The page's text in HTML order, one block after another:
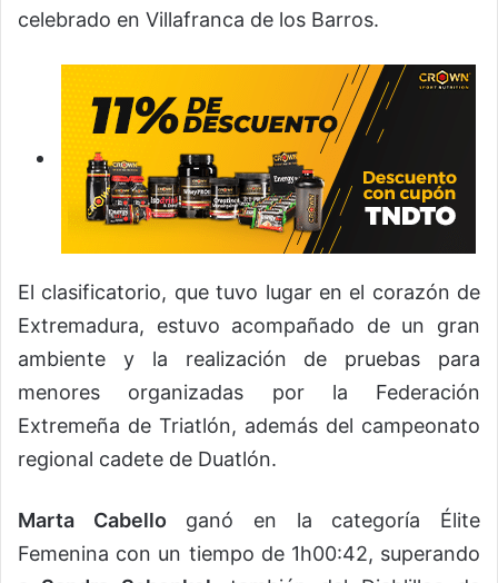
celebrado en Villafranca de los Barros.
El clasificatorio, que tuvo lugar en el corazón de
Extremadura, estuvo acompañado de un gran
ambiente y la realización de pruebas para
menores organizadas por la Federación
Extremeña de Triatlón, además del campeonato
regional cadete de Duatlón.
Marta Cabelloganó en la categoría Élite
Femenina con un tiempo de 1h00:42, superando